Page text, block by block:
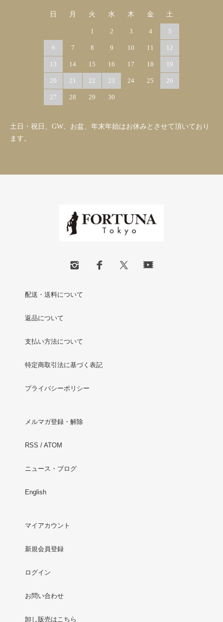
日 月 火 水 木 金 土
1 2 3 4 5
6 7 8 9 10 11 12
13 14 15 16 17 18 19
20 21 22 23 24 25 26
27 28 29 30
土日・祝日、GW、お盆、年末年始はお休みとさせて頂いており
ます。
配送・送料について
返品について
支払い方法について
特定商取引法に基づく表記
プライバシーポリシー
メルマガ登録・解除
RSS / ATOM
ニュース・ブログ
English
マイアカウント
新規会員登録
ログイン
お問い合わせ
卸し販売はこちら